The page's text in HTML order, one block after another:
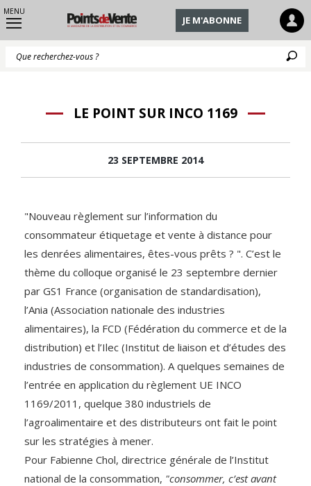
MENU
JE M'ABONNE
LE POINT SUR INCO 1169
23 SEPTEMBRE 2014
"Nouveau règlement sur l’information du
consommateur étiquetage et vente à distance pour
les denrées alimentaires, êtes-vous prêts ? ". C’est le
thème du colloque organisé le 23 septembre dernier
par GS1 France (organisation de standardisation),
l’Ania (Association nationale des industries
alimentaires), la FCD (Fédération du commerce et de la
distribution) et l’Ilec (Institut de liaison et d’études des
industries de consommation). A quelques semaines de
l’entrée en application du règlement UE INCO
1169/2011, quelque 380 industriels de
l’agroalimentaire et des distributeurs ont fait le point
sur les stratégies à mener.
Pour Fabienne Chol, directrice générale de l’Institut
national de la consommation, "consommer, c’est avant